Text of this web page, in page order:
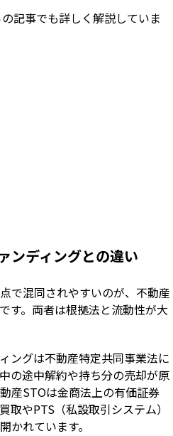
記事でも詳しく解説していま
ンディングとの違い
で混同されやすいのが、不動産
す。両者は根拠法と流動性が大
ングは不動産特定共同事業法に
の途中解約や持ち分の売却が原
産STOは金商法上の有価証券
取やPTS（私設取引システム）
かれています。